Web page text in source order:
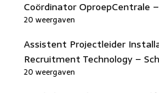
Coördinator OproepCentrale
20 weergaven
Assistent Projectleider
Recruitment Technology –
20 weergaven